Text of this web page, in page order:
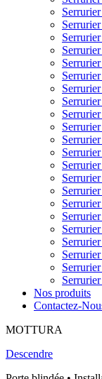
Serrurier
Nos produits
Contactez-
MOTTURA
Descendre